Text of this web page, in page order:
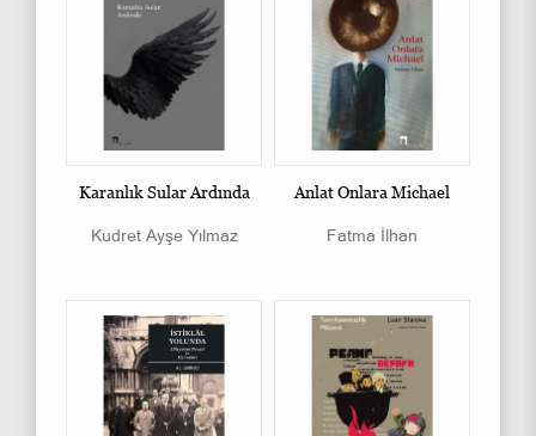
Karanlık Sular Ardında
Kudret Ayşe Yılmaz
Anlat Onlara Michael
Fatma İlhan